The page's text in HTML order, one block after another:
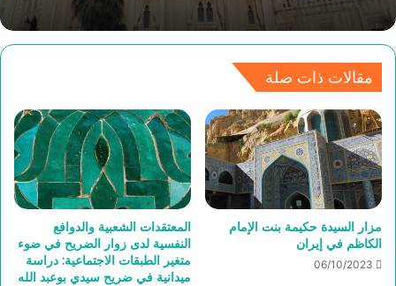
مقالات ذات صلة
مزار السيدة حكيمة بنت الإمام
الكاظم في إيران
06/10/2023
المعتقدات الشعبية والدوافع
النفسية لدى زوار الضريح في ضوء
متغير الطبقات الاجتماعية: دراسة
ميدانية في ضريح سيدي بوعبد الله